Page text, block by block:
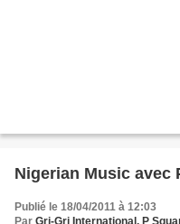
Nigerian Music avec
Publié le 18/04/2011 à 12:03
Par Gri-Gri International, P